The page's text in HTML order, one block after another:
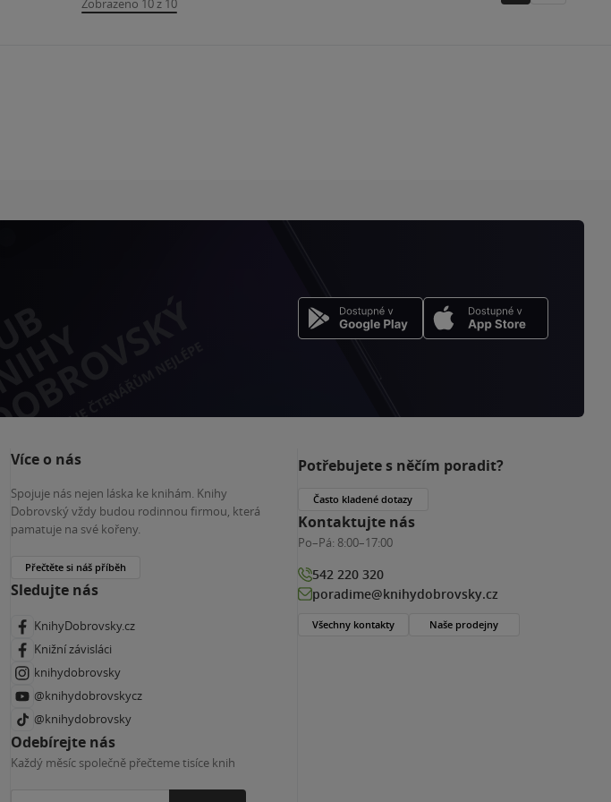
Zobrazeno 10 z 10
Více o nás
Spojuje nás nejen láska ke knihám. Knihy
Dobrovský vždy budou rodinnou firmou, která
pamatuje na své kořeny.
Přečtěte si náš příběh
Sledujte nás
KnihyDobrovsky.cz
Knižní závisláci
knihydobrovsky
@knihydobrovskycz
@knihydobrovsky
Odebírejte nás
Každý měsíc společně přečteme tisíce knih
Potřebujete s něčím poradit?
Často kladené dotazy
Kontaktujte nás
Po–Pá: 8:00–17:00
542 220 320
poradime@knihydobrovsky.cz
Všechny kontakty Naše prodejny